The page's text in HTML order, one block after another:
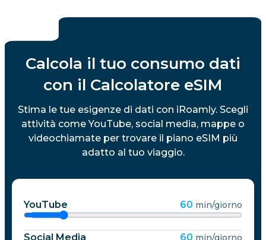
Calcola il tuo consumo dati
con il Calcolatore eSIM
Stima le tue esigenze di dati con iRoamly. Scegli
attività come YouTube, social media, mappe o
videochiamate per trovare il piano eSIM più
adatto al tuo viaggio.
YouTube 60 min/giorno
Social Media 60 min/giorno